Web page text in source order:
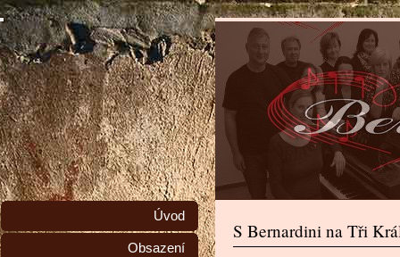
S Bernardini na Tři
Úvod
Obsazení